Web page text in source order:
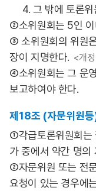
4. 그 밖에 토론
②소위원회는 5인 이
③ 소위원회의 위원
장이 지명한다. <개
④소위원회는 그 운
보고하여야 한다.
제18조 (자문위원
①각급토론위원회는
가 중에서 약간 명의
②자문위원 또는 전
요청이 있는 경우에